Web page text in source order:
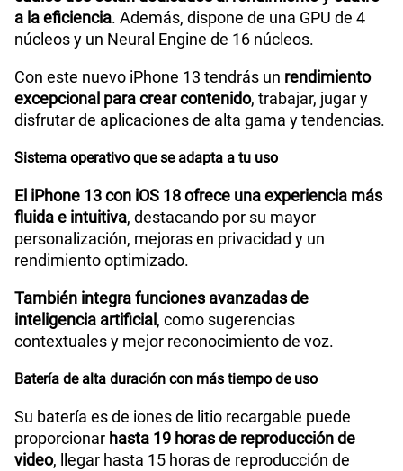
a la eficiencia. Además, dispone de una GPU de 4
núcleos y un Neural Engine de 16 núcleos.
Con este nuevo iPhone 13 tendrás un rendimiento
excepcional para crear contenido, trabajar, jugar y
disfrutar de aplicaciones de alta gama y tendencias.
Sistema operativo que se adapta a tu uso
El iPhone 13 con iOS 18 ofrece una experiencia más
fluida e intuitiva, destacando por su mayor
personalización, mejoras en privacidad y un
rendimiento optimizado.
También integra funciones avanzadas de
inteligencia artificial , como sugerencias
contextuales y mejor reconocimiento de voz.
Batería de alta duración con más tiempo de uso
Su batería es de iones de litio recargable puede
proporcionar hasta 19 horas de reproducción de
video, llegar hasta 15 horas de reproducción de